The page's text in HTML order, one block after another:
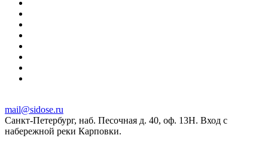
mail@sidose.ru
Санкт-Петербург, наб. Песочная д. 40, оф. 13Н. Вход с
набережной реки Карповки.